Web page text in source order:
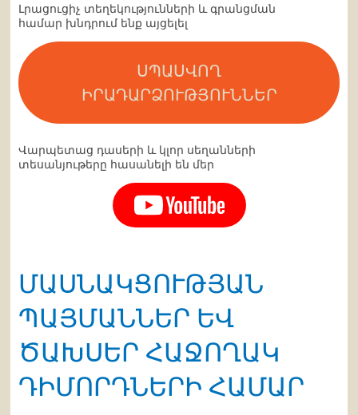
Լրացուցիչ տեղեկությունների և գրանցման
համար խնդրում ենք այցելել
ՍՊԱՍՎՈՂ
ԻՐԱԴԱՐՁՈՒԹՅՈՒՆՆԵՐ
Վարպետաց դասերի և կլոր սեղանների
տեսանյութերը հասանելի են մեր
ՄԱՍՆԱԿՑՈՒԹՅԱՆ
ՊԱՅՄԱՆՆԵՐ ԵՎ
ԾԱԽՍԵՐ ՀԱՋՈՂԱԿ
ԴԻՄՈՐԴՆԵՐԻ ՀԱՄԱՐ